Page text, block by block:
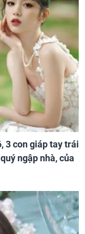
3 con giáp tay trái
ngập nhà, của